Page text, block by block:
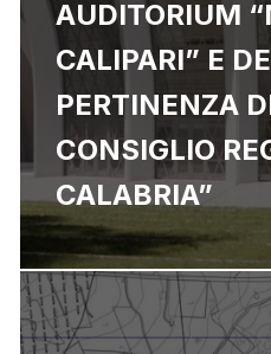
AUDITORIUM
CALIPARI” E
PERTINENZA
CONSIGLIO
CALABRIA”